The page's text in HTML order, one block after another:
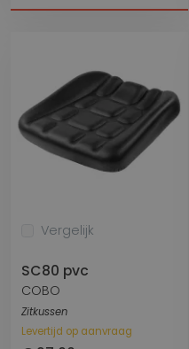
Vergelijk
SC80 pvc
COBO
Zitkussen
Levertijd op aanvraag